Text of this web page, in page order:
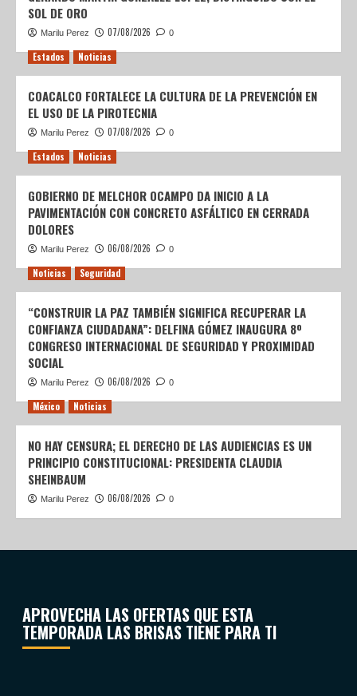
SOL DE ORO
Marilu Perez 07/08/2026 0
Estados Noticias
COACALCO FORTALECE LA CULTURA DE LA PREVENCIÓN EN
EL USO DE LA PIROTECNIA
Marilu Perez 07/08/2026 0
Estados Noticias
GOBIERNO DE MELCHOR OCAMPO DA INICIO A LA
PAVIMENTACIÓN CON CONCRETO ASFÁLTICO EN CERRADA
DOLORES
Marilu Perez 06/08/2026 0
Noticias Seguridad
“CONSTRUIR LA PAZ TAMBIÉN SIGNIFICA RECUPERAR LA
CONFIANZA CIUDADANA”: DELFINA GÓMEZ INAUGURA 8º
CONGRESO INTERNACIONAL DE SEGURIDAD Y PROXIMIDAD
SOCIAL
Marilu Perez 06/08/2026 0
México Noticias
NO HAY CENSURA; EL DERECHO DE LAS AUDIENCIAS ES UN
PRINCIPIO CONSTITUCIONAL: PRESIDENTA CLAUDIA
SHEINBAUM
Marilu Perez 06/08/2026 0
APROVECHA LAS OFERTAS QUE ESTA
TEMPORADA LAS BRISAS TIENE PARA TI